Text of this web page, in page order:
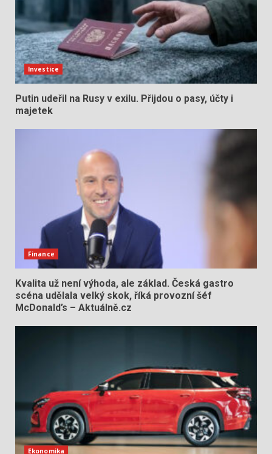
Investice
Putin udeřil na Rusy v exilu. Přijdou o pasy, účty i
majetek
Finance
Kvalita už není výhoda, ale základ. Česká gastro
scéna udělala velký skok, říká provozní šéf
McDonald’s – Aktuálně.cz
Ekonomika